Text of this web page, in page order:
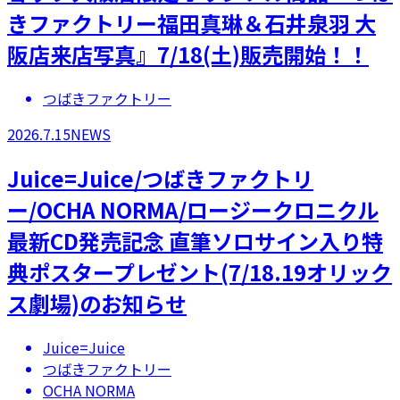
きファクトリー福田真琳＆石井泉羽 大
阪店来店写真』7/18(土)販売開始！！
つばきファクトリー
2026.7.15NEWS
Juice=Juice/つばきファクトリ
ー/OCHA NORMA/ロージークロニクル
最新CD発売記念 直筆ソロサイン入り特
典ポスタープレゼント(7/18.19オリック
ス劇場)のお知らせ
Juice=Juice
つばきファクトリー
OCHA NORMA